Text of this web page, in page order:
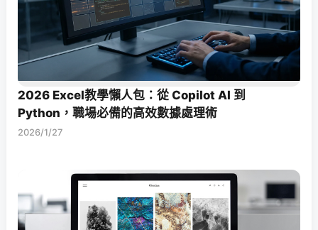
2026 Excel教學懶人包：從 Copilot AI 到
Python，職場必備的高效數據處理術
2026/1/27